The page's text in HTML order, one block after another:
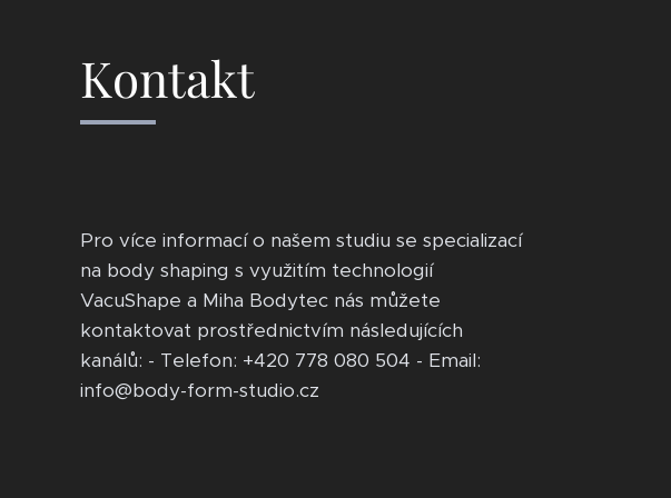
Kontakt
Pro více informací o našem studiu se specializací
na body shaping s využitím technologií
VacuShape a Miha Bodytec nás můžete
kontaktovat prostřednictvím následujících
kanálů: - Telefon: +420 778 080 504 - Email:
info@body-form-studio.cz